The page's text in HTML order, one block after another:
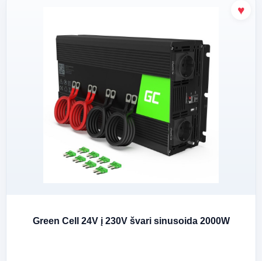
Green Cell 24V į 230V švari sinusoida 2000W